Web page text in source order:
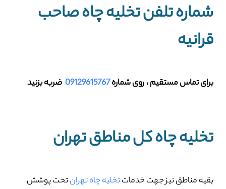
شماره تلفن تخلیه چاه صاحب‌
قرانیه
برای تماس مستقیم ، روی شماره09129615767 ضربه بزنید
تخلیه چاه کل مناطق تهران
بقیه مناطق نیز جهت خدماتتخلیه چاه تهرانتحت پوشش